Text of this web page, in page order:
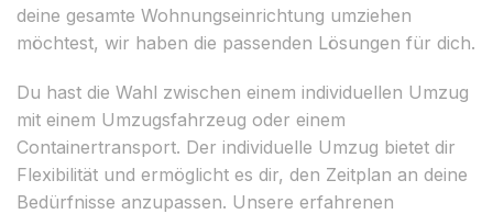
deine gesamte Wohnungseinrichtung umziehen
möchtest, wir haben die passenden Lösungen für dich.
Du hast die Wahl zwischen einem individuellen Umzug
mit einem Umzugsfahrzeug oder einem
Containertransport. Der individuelle Umzug bietet dir
Flexibilität und ermöglicht es dir, den Zeitplan an deine
Bedürfnisse anzupassen. Unsere erfahrenen